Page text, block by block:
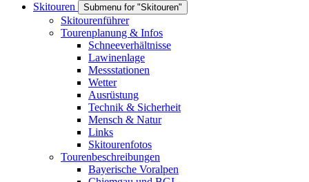
Skitouren
Submenu for "Skitouren"
Skitourenführer
Tourenplanung & Infos
Schneeverhältnisse
Lawinenlage
Messstationen
Wetter
Ausrüstung
Technik & Sicherheit
Mensch & Natur
Links
Skitourenfotos
Tourenbeschreibungen
Bayerische Voralpen